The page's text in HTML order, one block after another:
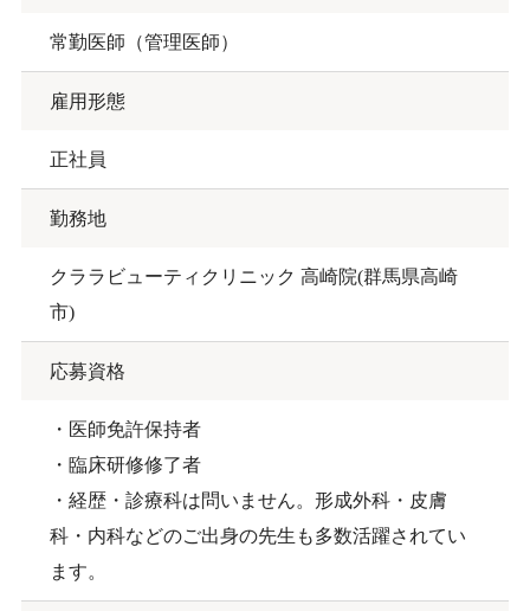
常勤医師（管理医師）
雇用形態
正社員
勤務地
クララビューティクリニック 高崎院(群馬県高崎
市)
応募資格
・医師免許保持者
・臨床研修修了者
・経歴・診療科は問いません。形成外科・皮膚
科・内科などのご出身の先生も多数活躍されてい
ます。